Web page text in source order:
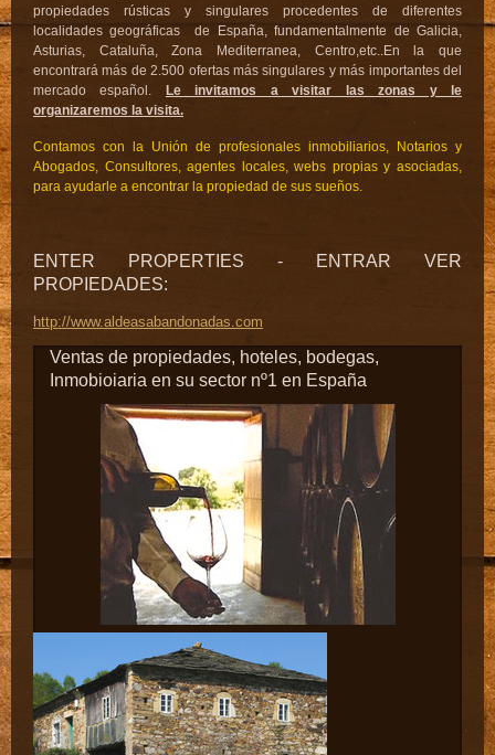
propiedades rústicas y singulares procedentes de diferentes
localidades geográficas de España, fundamentalmente de Galicia,
Asturias, Cataluña, Zona Mediterranea, Centro,etc..En la que
encontrará más de 2.500 ofertas más singulares y más importantes del
mercado español. Le invitamos a visitar las zonas y le
organizaremos la visita.
Contamos con la Unión de profesionales inmobiliarios, Notarios y
Abogados, Consultores, agentes locales, webs propias y asociadas,
para ayudarle a encontrar la propiedad de sus sueños.
ENTER PROPERTIES - ENTRAR VER
PROPIEDADES:
http://www.aldeasabandonadas.com
Ventas de propiedades, hoteles, bodegas,
Inmobioiaria en su sector nº1 en España